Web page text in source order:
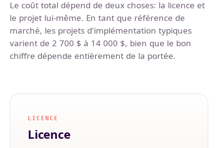
Le coût total dépend de deux choses: la licence et
le projet lui-même. En tant que référence de
marché, les projets d'implémentation typiques
varient de 2 700 $ à 14 000 $, bien que le bon
chiffre dépende entièrement de la portée.
LICENCE
Licence